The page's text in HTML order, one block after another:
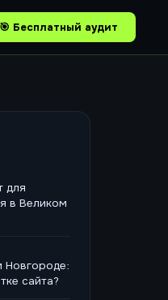
🎯 Бесплатный аудит
для
в Великом
Новгороде:
сайта?